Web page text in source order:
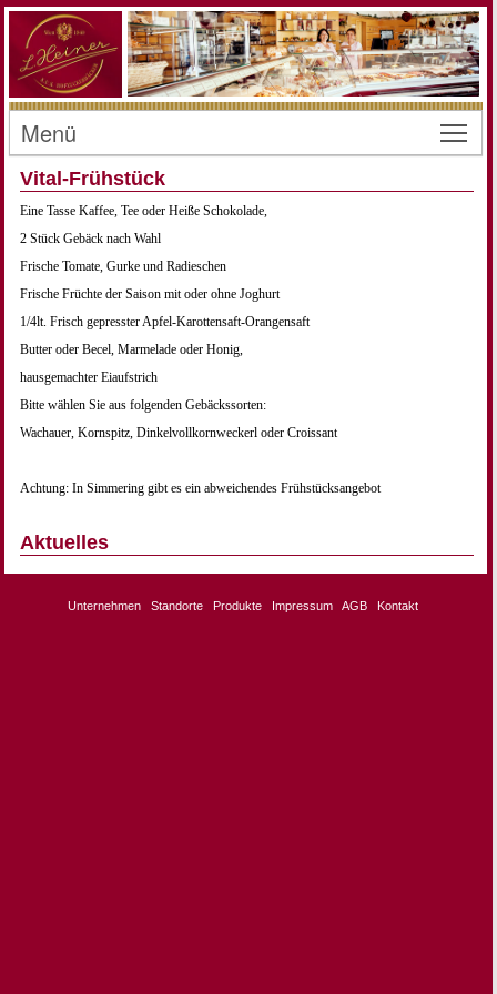
Menü
Vital-Frühstück
Eine Tasse Kaffee, Tee oder Heiße Schokolade,
2 Stück Gebäck nach Wahl
Frische Tomate, Gurke und Radieschen
Frische Früchte der Saison mit oder ohne Joghurt
1/4lt. Frisch gepresster Apfel-Karottensaft-Orangensaft
Butter oder Becel, Marmelade oder Honig,
hausgemachter Eiaufstrich
Bitte wählen Sie aus folgenden Gebäckssorten:
Wachauer, Kornspitz, Dinkelvollkornweckerl oder Croissant
Achtung: In Simmering gibt es ein abweichendes Frühstücksangebot
Aktuelles
Unternehmen Standorte Produkte Impressum AGB Kontakt